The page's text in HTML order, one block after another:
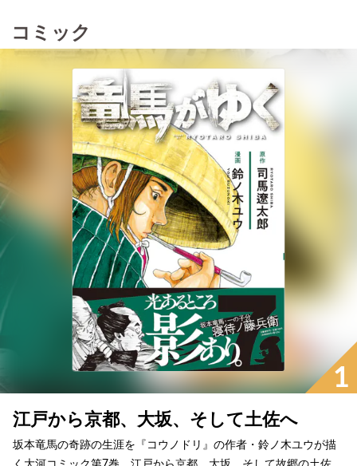
コミック
1
江戸から京都、大坂、そして土佐へ
坂本竜馬の奇跡の生涯を『コウノドリ』の作者・鈴ノ木ユウが描